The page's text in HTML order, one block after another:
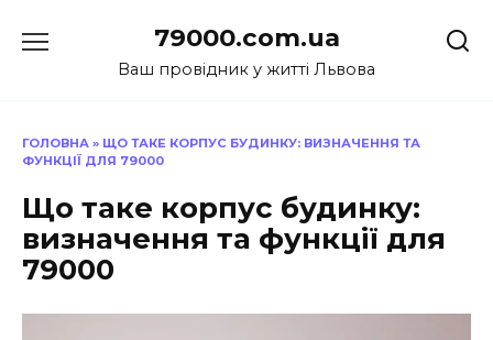
до
79000.com.ua
Ваш провідник у житті Львова
ГОЛОВНА » ЩО ТАКЕ КОРПУС БУДИНКУ: ВИЗНАЧЕННЯ ТА
ФУНКЦІЇ ДЛЯ 79000
Що таке корпус будинку:
визначення та функції для
79000